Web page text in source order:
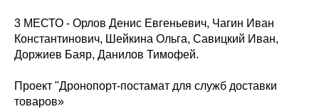
3 МЕСТО - Орлов Денис Евгеньевич, Чагин Иван
Константинович, Шейкина Ольга, Савицкий Иван,
Доржиев Баяр, Данилов Тимофей.
Проект "Дронопорт-постамат для служб доставки
товаров»